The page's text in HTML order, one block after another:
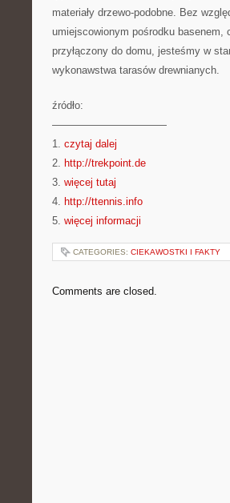
materiały drzewo-podobne. Bez
umiejscowionym pośrodku basenem,
przyłączony do domu, jesteśmy w
wykonawstwa tarasów drewnianych.
źródło:
———————————
1. czytaj dalej
2. http://trekpoint.de
3. więcej tutaj
4. http://ttennis.info
5. więcej informacji
CATEGORIES: CIEKAWOSTKI I FAKTY
Comments are closed.